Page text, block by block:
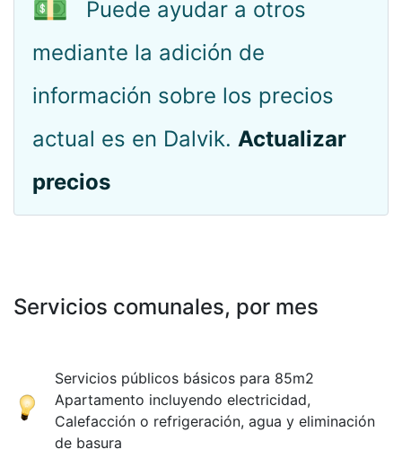
💵
Puede ayudar a otros
mediante la adición de
información sobre los precios
actual es en Dalvik. Actualizar
precios
Servicios comunales, por mes
Servicios públicos básicos para 85m2
Apartamento incluyendo electricidad,
Calefacción o refrigeración, agua y eliminación
de basura